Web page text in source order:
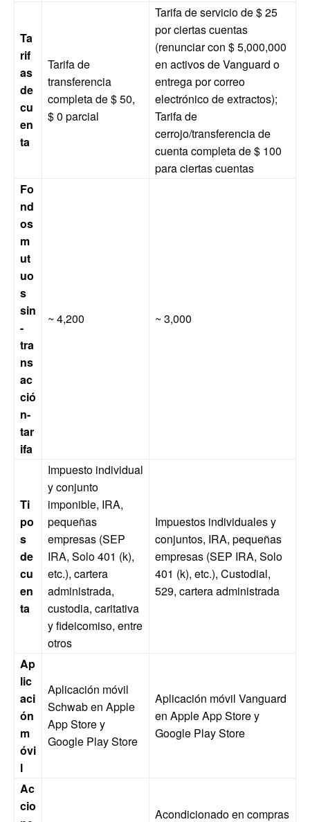
Ta
rif
as
de
cu
en
ta
Tarifa de
transferencia
completa de $ 50,
$ 0 parcial
Tarifa de servicio de $ 25
por ciertas cuentas
(renunciar con $ 5,000,000
en activos de Vanguard o
entrega por correo
electrónico de extractos);
Tarifa de
cerrojo/transferencia de
cuenta completa de $ 100
para ciertas cuentas
Fo
nd
os
m
ut
uo
s
sin
-
tra
ns
ac
ció
n-
tar
ifa
~ 4,200 ~ 3,000
Ti
po
s
de
cu
en
ta
Impuesto individual
y conjunto
imponible, IRA,
pequeñas
empresas (SEP
IRA, Solo 401 (k),
etc.), cartera
administrada,
custodia, caritativa
y fideicomiso, entre
otros
Impuestos individuales y
conjuntos, IRA, pequeñas
empresas (SEP IRA, Solo
401 (k), etc.), Custodial,
529, cartera administrada
Ap
lic
aci
ón
m
óvi
l
Aplicación móvil
Schwab en Apple
App Store y
Google Play Store
Aplicación móvil Vanguard
en Apple App Store y
Google Play Store
Ac
cio
Acondicionado en compras